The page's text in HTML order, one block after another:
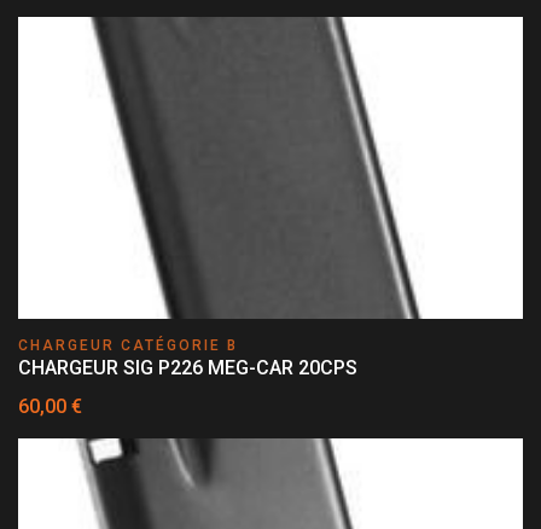
CHARGEUR CATÉGORIE B
CHARGEUR SIG P226 MEG-CAR 20CPS
60,00 €